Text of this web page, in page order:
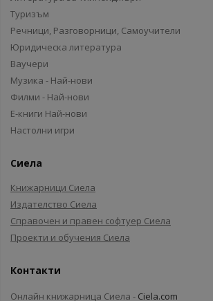
Туризъм
Речници, Разговорници, Самоучители
Юридическа литература
Ваучери
Музика - Най-нови
Филми - Най-нови
Е-книги Най-нови
Настолни игри
Сиела
Книжарници Сиела
Издателство Сиела
Справочен и правен софтуер Сиела
Проекти и обучения Сиела
Контакти
Онлайн книжарница Сиела - Ciela.com